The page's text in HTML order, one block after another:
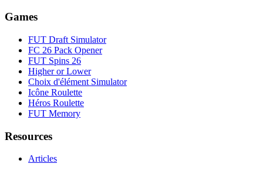
Games
FUT Draft Simulator
FC 26 Pack Opener
FUT Spins 26
Higher or Lower
Choix d'élément Simulator
Icône Roulette
Héros Roulette
FUT Memory
Resources
Articles